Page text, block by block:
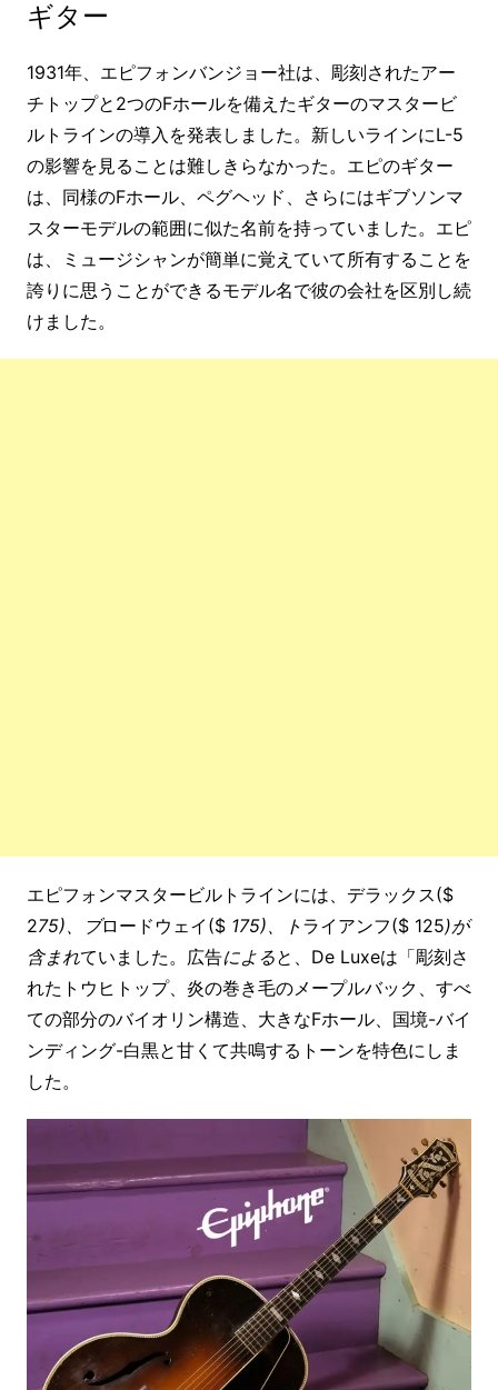
ギター
1931年、エピフォンバンジョー社は、彫刻されたアー
チトップと2つのFホールを備えたギターのマスタービ
ルトラインの導入を発表しました。新しいラインにL-5
の影響を見ることは難しきらなかった。エピのギター
は、同様のFホール、ペグヘッド、さらにはギブソンマ
スターモデルの範囲に似た名前を持っていました。エピ
は、ミュージシャンが簡単に覚えていて所有することを
誇りに思うことができるモデル名で彼の会社を区別し続
けました。
エピフォンマスタービルトラインには、デラックス($
275)、ブロードウェイ($ 175)、ト ライアンフ($ 125)が
含まれていました。広告によると、De Luxeは「彫刻さ
れたトウヒトップ、炎の巻き毛のメープルバック、すべ
ての部分のバイオリン構造、大きなFホール、国境-バイ
ンディング-白黒と甘くて共鳴するトーンを特色にしま
した。